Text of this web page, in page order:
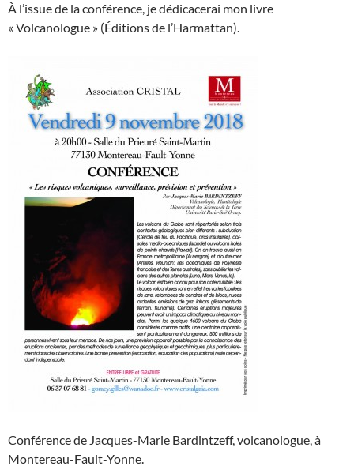
À l’issue de la conférence, je dédicacerai mon livre
« Volcanologue » (Éditions de l’Harmattan).
Conférence de Jacques-Marie Bardintzeff, volcanologue, à
Montereau-Fault-Yonne.